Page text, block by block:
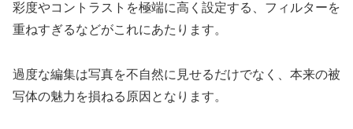
彩度やコントラストを極端に高く設定する、フィルターを
重ねすぎるなどがこれにあたります。
過度な編集は写真を不自然に見せるだけでなく、本来の被
写体の魅力を損ねる原因となります。